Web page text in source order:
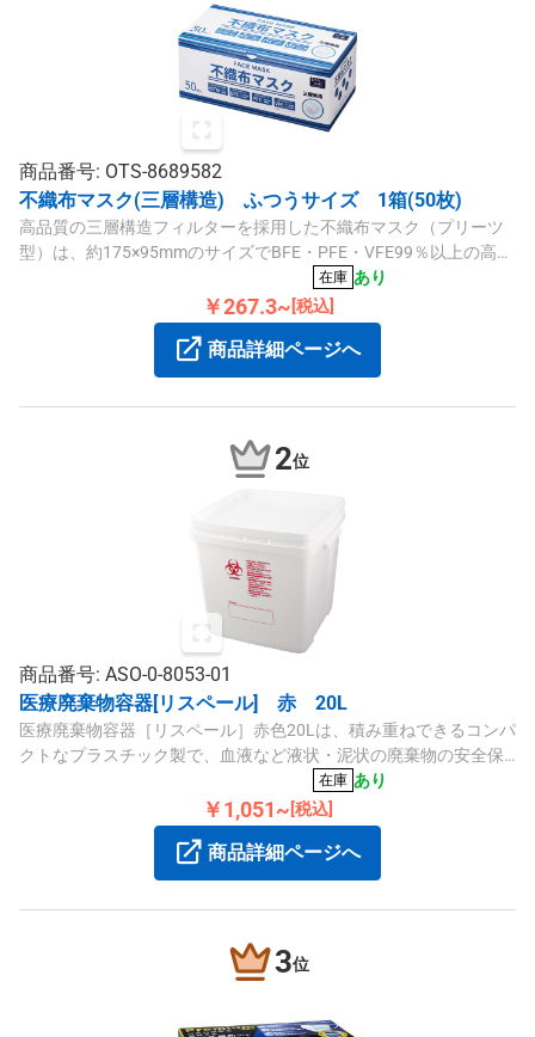
商品番号: OTS-8689582
不織布マスク(三層構造) ふつうサイズ 1箱(50枚)
高品質の三層構造フィルターを採用した不織布マスク（プリーツ
型）は、約175×95mmのサイズでBFE・PFE・VFE99％以上の高性
能を誇ります。中国製、50枚入りです。在庫 あり
￥267.3~ [税込]
商品詳細ページへ
2位
商品番号: ASO-0-8053-01
医療廃棄物容器[リスペール] 赤 20L
医療廃棄物容器［リスペール］赤色20Lは、積み重ねできるコンパ
クトなプラスチック製で、血液など液状・泥状の廃棄物の安全保
在庫 あり
￥1,051~ [税込]
商品詳細ページへ
3位